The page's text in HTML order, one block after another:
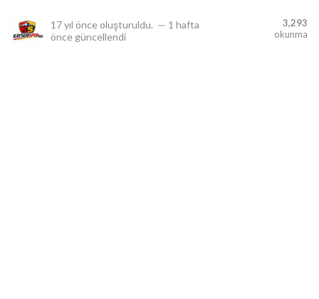
17 yıl önce oluşturuldu. — 1 hafta
önce güncellendi
3,293
okunma